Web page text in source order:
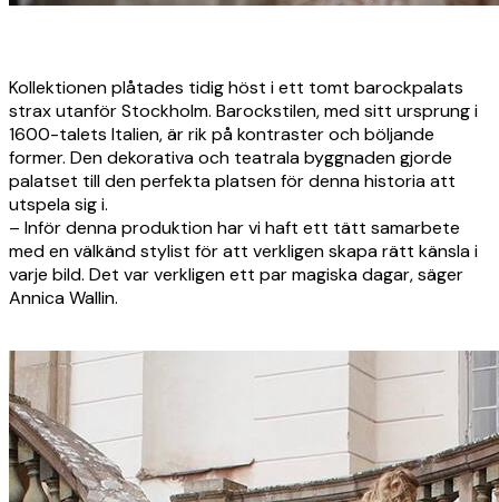
Kollektionen plåtades tidig höst i ett tomt barockpalats
strax utanför Stockholm. Barockstilen, med sitt ursprung i
1600-talets Italien, är rik på kontraster och böljande
former. Den dekorativa och teatrala byggnaden gjorde
palatset till den perfekta platsen för denna historia att
utspela sig i.
– Inför denna produktion har vi haft ett tätt samarbete
med en välkänd stylist för att verkligen skapa rätt känsla i
varje bild. Det var verkligen ett par magiska dagar, säger
Annica Wallin.